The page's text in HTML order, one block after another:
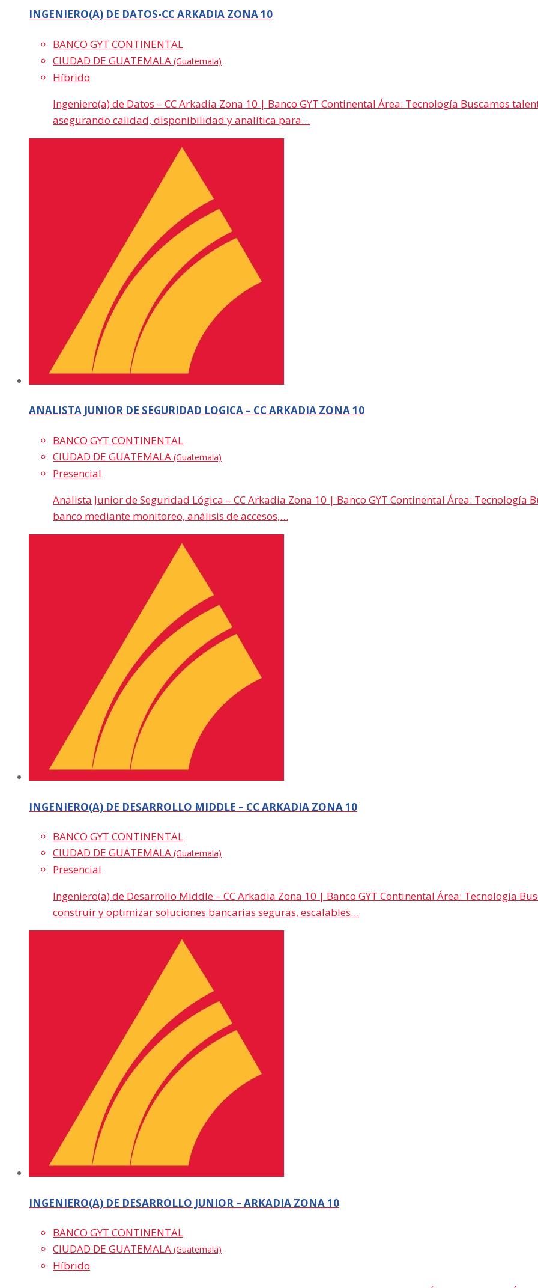
INGENIERO(A) DE DATOS-CC ARKADIA ZONA 10
BANCO GYT CONTINENTAL
CIUDAD DE GUATEMALA (Guatemala)
Híbrido
Ingeniero(a) de Datos – CC Arkadia Zona 10 | Banco GYT Continental Área: Tecnología Buscamos
asegurando calidad, disponibilidad y analítica para…
ANALISTA JUNIOR DE SEGURIDAD LOGICA – CC ARKADIA ZONA 10
BANCO GYT CONTINENTAL
CIUDAD DE GUATEMALA (Guatemala)
Presencial
Analista Junior de Seguridad Lógica – CC Arkadia Zona 10 | Banco GYT Continental Área:
banco mediante monitoreo, análisis de accesos,…
INGENIERO(A) DE DESARROLLO MIDDLE – CC ARKADIA ZONA 10
BANCO GYT CONTINENTAL
CIUDAD DE GUATEMALA (Guatemala)
Presencial
Ingeniero(a) de Desarrollo Middle – CC Arkadia Zona 10 | Banco GYT Continental Área: Tecnología
construir y optimizar soluciones bancarias seguras, escalables…
INGENIERO(A) DE DESARROLLO JUNIOR – ARKADIA ZONA 10
BANCO GYT CONTINENTAL
CIUDAD DE GUATEMALA (Guatemala)
Híbrido